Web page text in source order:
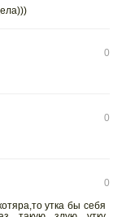
0
0
0
утка бы себя